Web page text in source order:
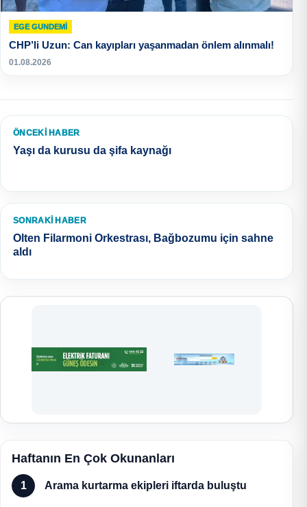
EGE GUNDEMİ
CHP’li Uzun: Can kayıpları yaşanmadan önlem alınmalı!
01.08.2026
ÖNCEKI HABER
Yaşı da kurusu da şifa kaynağı
SONRAKI HABER
Olten Filarmoni Orkestrası, Bağbozumu için sahne
aldı
Haftanın En Çok Okunanları
1 Arama kurtarma ekipleri iftarda buluştu